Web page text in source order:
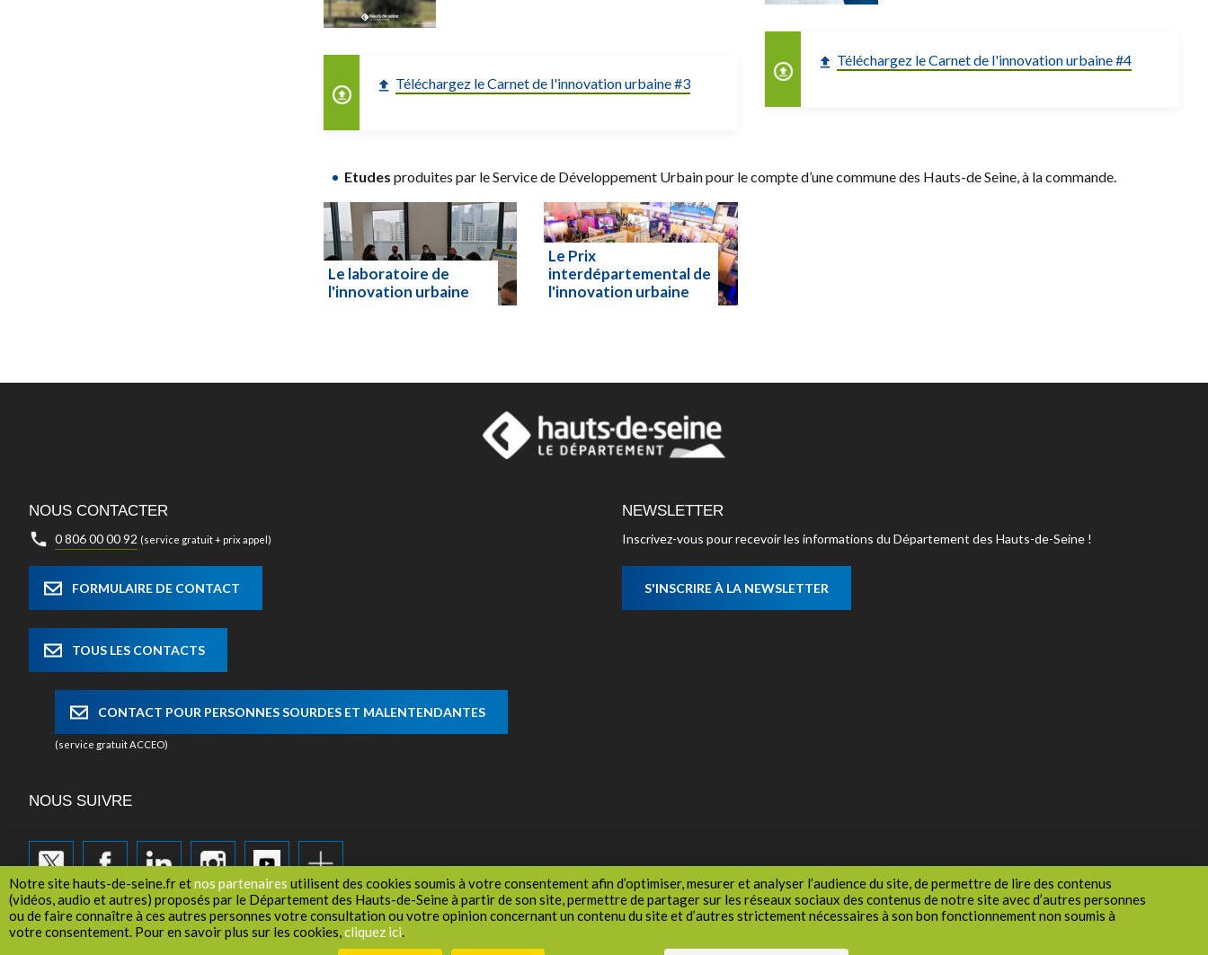
Téléchargez le Carnet de l'innovation urbaine #3
Téléchargez le Carnet de l'innovation urbaine #4
Etudes produites par le Service de Développement Urbain pour le compte d’une commune des Hauts-de Seine, à la commande.
Le laboratoire de
l'innovation urbaine
Le Prix
interdépartemental de
l'innovation urbaine
NOUS CONTACTER
0 806 00 00 92 (service gratuit + prix appel)
FORMULAIRE DE CONTACT
TOUS LES CONTACTS
CONTACT POUR PERSONNES SOURDES ET MALENTENDANTES
(service gratuit ACCEO)
NEWSLETTER
Inscrivez-vous pour recevoir les informations du Département des Hauts-de-Seine !
S'INSCRIRE À LA NEWSLETTER
NOUS SUIVRE
Mentions légales Politique de confidentialité Cookies Réseaux sociaux Plan de site Accessibilité : non conforme
Notre site hauts-de-seine.fr etnos partenaires utilisent des cookies soumis à votre consentement afin d’optimiser, mesurer et analyser l’audience du site, de permettre de lire des contenus
(vidéos, audio et autres) proposés par le Département des Hauts-de-Seine à partir de son site, permettre de partager sur les réseaux sociaux des contenus de notre site avec d’autres personnes
ou de faire connaître à ces autres personnes votre consultation ou votre opinion concernant un contenu du site et d’autres strictement nécessaires à son bon fonctionnement non soumis à
votre consentement. Pour en savoir plus sur les cookies,cliquez ici.